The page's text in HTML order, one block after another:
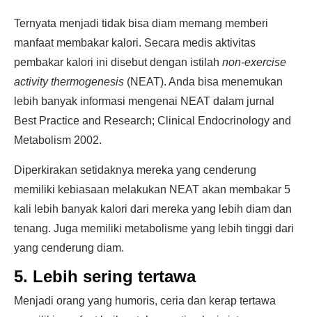
Ternyata menjadi tidak bisa diam memang memberi
manfaat membakar kalori. Secara medis aktivitas
pembakar kalori ini disebut dengan istilah non-exercise
activity thermogenesis (NEAT). Anda bisa menemukan
lebih banyak informasi mengenai NEAT dalam jurnal
Best Practice and Research; Clinical Endocrinology and
Metabolism 2002.
Diperkirakan setidaknya mereka yang cenderung
memiliki kebiasaan melakukan NEAT akan membakar 5
kali lebih banyak kalori dari mereka yang lebih diam dan
tenang. Juga memiliki metabolisme yang lebih tinggi dari
yang cenderung diam.
5. Lebih sering tertawa
Menjadi orang yang humoris, ceria dan kerap tertawa